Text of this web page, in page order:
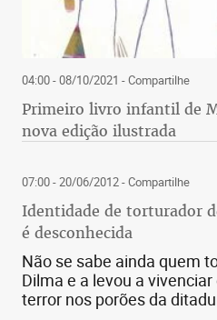
04:00 - 08/10/2021 - Compartilhe
Primeiro livro infantil de
nova edição ilustrada
07:00 - 20/06/2012- Compartilhe
Identidade de torturador
é desconhecida
Não se sabe ainda quem
Dilma e a levou a
terror nos porões da